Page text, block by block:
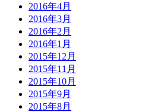
2016年4月
2016年3月
2016年2月
2016年1月
2015年12月
2015年11月
2015年10月
2015年9月
2015年8月